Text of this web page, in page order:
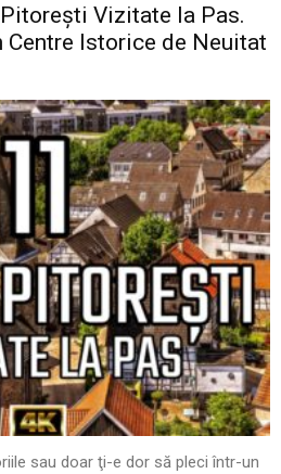
Vizitate la Pas.
Centre Istorice de Neuitat
sau doar ţi-e dor să pleci într-un